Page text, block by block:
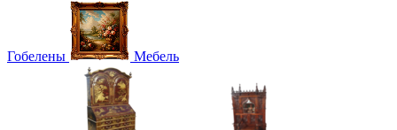
Гобелены Мебель